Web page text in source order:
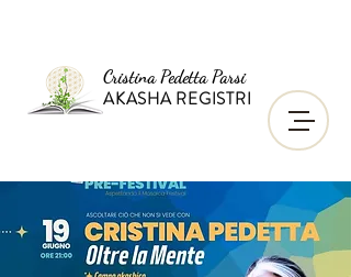
Cristina Pedetta Parsi
AKASHA REGISTRI